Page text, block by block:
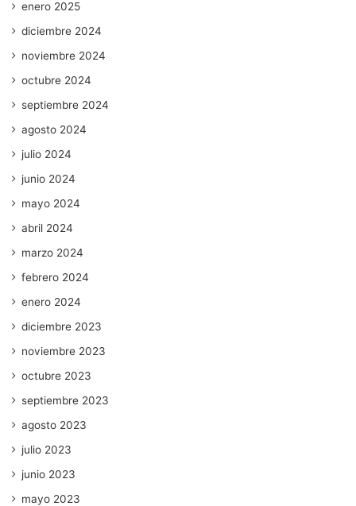
enero 2025
diciembre 2024
noviembre 2024
octubre 2024
septiembre 2024
agosto 2024
julio 2024
junio 2024
mayo 2024
abril 2024
marzo 2024
febrero 2024
enero 2024
diciembre 2023
noviembre 2023
octubre 2023
septiembre 2023
agosto 2023
julio 2023
junio 2023
mayo 2023